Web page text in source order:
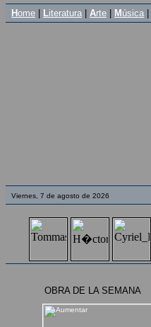
Home Literatura Arte M úsica
Viernes, 7 de agosto de 2026
OBRA DE LA SEMANA